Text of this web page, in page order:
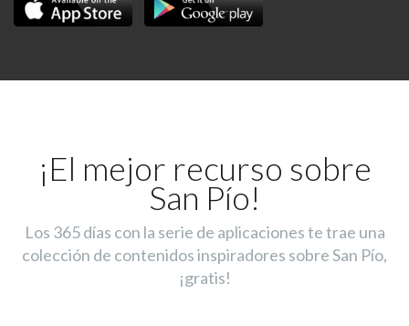
¡El mejor recurso sobre
San Pío!
Los 365 días con la serie de aplicaciones te trae una
colección de contenidos inspiradores sobre San Pío,
¡gratis!